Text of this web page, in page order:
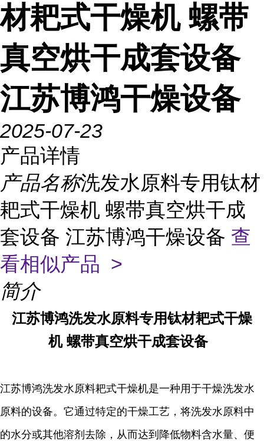
材耙式干燥机 螺带
真空烘干成套设备
江苏博鸿干燥设备
2025-07-23
产品详情
产品名称洗发水原料专用钛材
耙式干燥机 螺带真空烘干成
套设备 江苏博鸿干燥设备 查
看相似产品 >
简介
江苏博鸿洗发水原料专用钛材耙式干燥
机 螺带真空烘干成套设备
江苏博鸿洗发水原料耙式干燥机是一种用于干燥洗发水
原料的设备。它通过特定的干燥工艺，将洗发水原料中
的水分或其他溶剂去除，从而达到降低物料含水量、便